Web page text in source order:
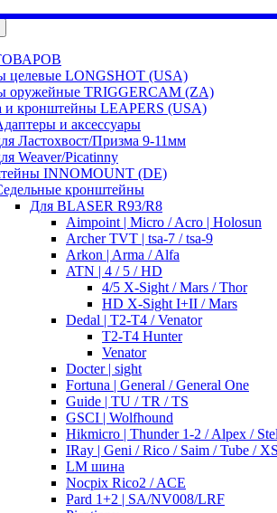
целевые LONGSHOT (USA)
оружейные TRIGGERCAM (ZA)
и кронштейны LEAPERS (USA)
и аксессуары
Ластохвост/Призма 9-11мм
Weaver/Picatinny
INNOMOUNT (DE)
кронштейны
Для BLASER R93/R8
Aimpoint | Micro / Acro | Holosun
Archer TVT | tsa-7 / tsa-9
Arkon | Arma / Alfa
ATN | 4 / 5 / HD
4/5 X-Sight / Mars / Thor
HD X-Sight I+II / Mars
Dedal | T2-T4 / Venator
T2-T4 Hunter
Venator
Docter | sight
Fortuna | General / General One
Guide | TU / TR / TS
GSCI | Wolfhound
Hikmicro | Thunder 1-2 / Alpex /
IRay | Geni / Rico / Saim / Tube /
LM шина
Nocpix Rico2 / ACE
Pard 1+2 | SA/NV008/LRF